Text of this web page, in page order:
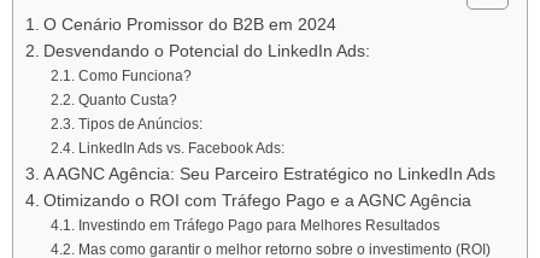
O Cenário Promissor do B2B em 2024
Desvendando o Potencial do LinkedIn Ads:
Como Funciona?
Quanto Custa?
Tipos de Anúncios:
LinkedIn Ads vs. Facebook Ads:
A AGNC Agência: Seu Parceiro Estratégico no LinkedIn Ads
Otimizando o ROI com Tráfego Pago e a AGNC Agência
Investindo em Tráfego Pago para Melhores Resultados
Mas como garantir o melhor retorno sobre o investimento (ROI)